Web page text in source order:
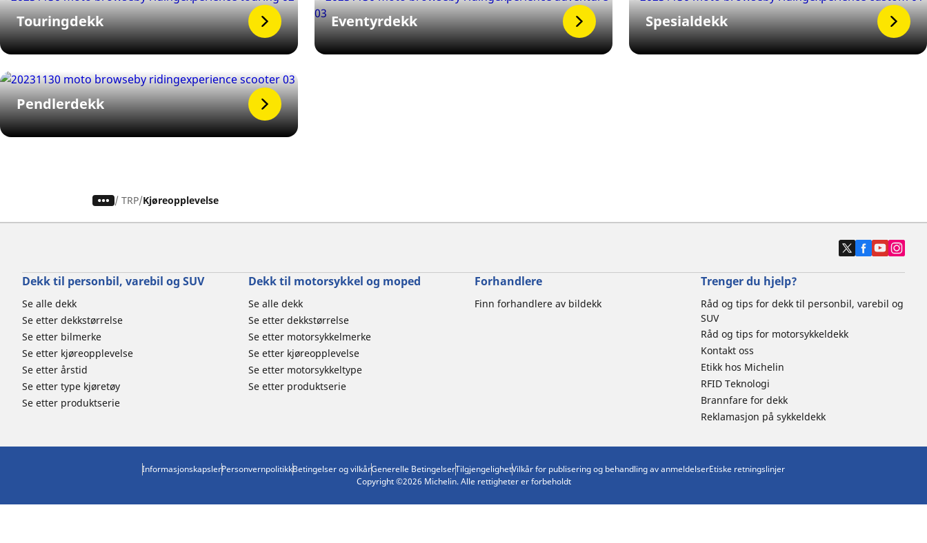
Touringdekk Eventyrdekk Spesialdekk
Pendlerdekk
/ TRP Kjøreopplevelse
Dekk til personbil, varebil og SUV
Se alle dekk
Se etter dekkstørrelse
Se etter bilmerke
Se etter kjøreopplevelse
Se etter årstid
Se etter type kjøretøy
Se etter produktserie
Dekk til motorsykkel og moped
Se alle dekk
Se etter dekkstørrelse
Se etter motorsykkelmerke
Se etter kjøreopplevelse
Se etter motorsykkeltype
Se etter produktserie
Forhandlere
Finn forhandlere av bildekk
Trenger du hjelp?
Råd og tips for dekk til personbil, varebil og
SUV
Råd og tips for motorsykkeldekk
Kontakt oss
Etikk hos Michelin
RFID Teknologi
Brannfare for dekk
Reklamasjon på sykkeldekk
InformasjonskapslerPersonvernpolitikkBetingelser og vilkårGenerelle BetingelserTilgjengelighetVilkår for publisering og behandling av anmeldelserEtiske retningslinjer
Copyright ©2026 Michelin. Alle rettigheter er forbeholdt